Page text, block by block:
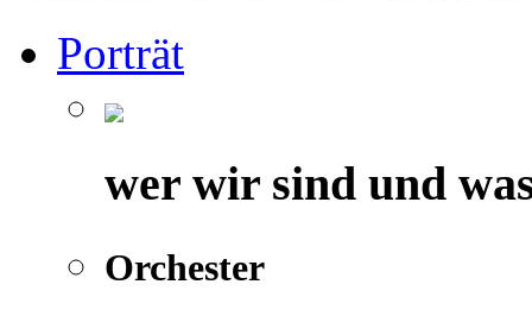
Porträt
wer wir sind und
Orchester